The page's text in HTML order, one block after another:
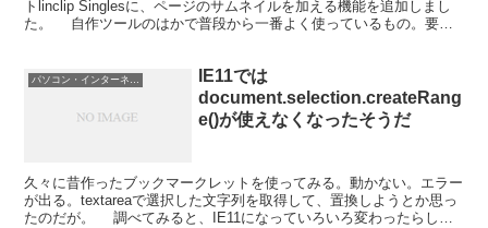
トlinclip Singlesに、ページのサムネイルを加える機能を追加しまし
た。 自作ツールのはかで普段から一番よく使っているもの。要望
IE11では
document.selection.createRang
e()が使えなくなったそうだ
久々に昔作ったブックマークレットを使ってみる。動かない。エラー
が出る。textareaで選択した文字列を取得して、置換しようとか思っ
たのだが。 調べてみると、IE11になっていろいろ変わったらし